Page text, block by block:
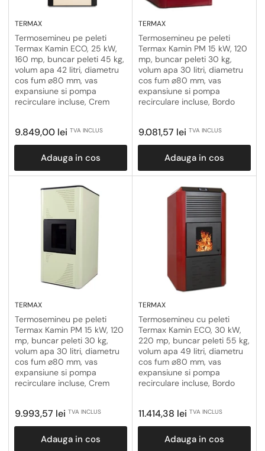
TERMAX
Termosemineu pe peleti
Termax Kamin ECO, 25 kW,
160 mp, buncar peleti 45 kg,
volum apa 42 litri, diametru
cos fum ⌀80 mm, vas
expansiune si pompa
recirculare incluse, Crem
Pret
obisnuit
9.849,00 lei TVA INCLUS
Adauga in cos
TERMAX
Termosemineu pe peleti
Termax Kamin PM 15 kW, 120
mp, buncar peleti 30 kg,
volum apa 30 litri, diametru
cos fum ⌀80 mm, vas
expansiune si pompa
recirculare incluse, Bordo
Pret
obisnuit
9.081,57 lei TVA INCLUS
Adauga in cos
TERMAX
Termosemineu pe peleti
Termax Kamin PM 15 kW, 120
mp, buncar peleti 30 kg,
volum apa 30 litri, diametru
cos fum ⌀80 mm, vas
expansiune si pompa
recirculare incluse, Crem
Pret
obisnuit
9.993,57 lei TVA INCLUS
Adauga in cos
TERMAX
Termosemineu cu peleti
Termax Kamin ECO, 30 kW,
220 mp, buncar peleti 55 kg,
volum apa 49 litri, diametru
cos fum ⌀80 mm, vas
expansiune si pompa
recirculare incluse, Bordo
Pret
obisnuit
11.414,38 lei TVA INCLUS
Adauga in cos